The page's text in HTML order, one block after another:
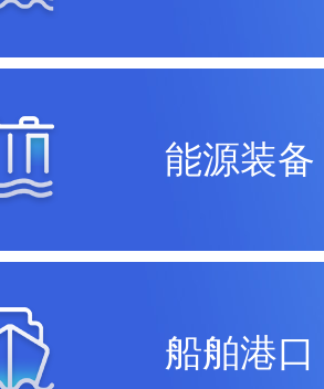
能源装备
船舶港口